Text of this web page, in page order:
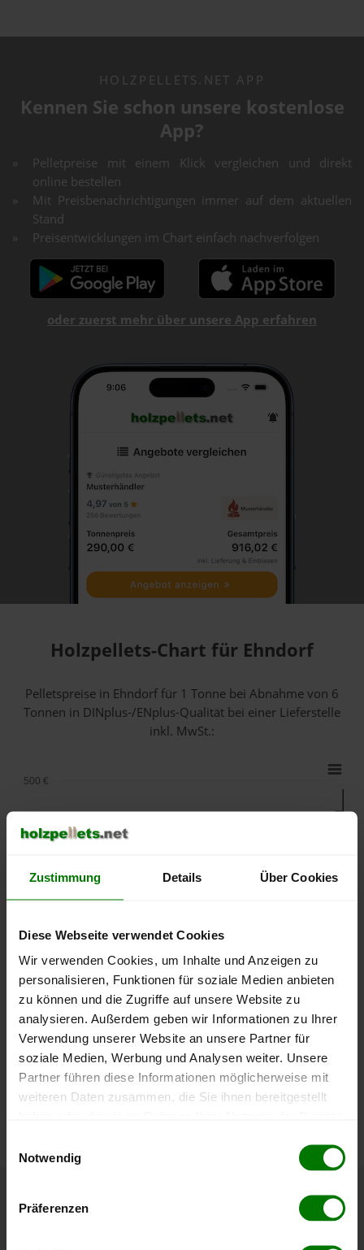
Zustimmung Details Über Cookies
Diese Webseite verwendet Cookies
Wir verwenden Cookies, um Inhalte und Anzeigen zu
personalisieren, Funktionen für soziale Medien anbieten
zu können und die Zugriffe auf unsere Website zu
analysieren. Außerdem geben wir Informationen zu Ihrer
Verwendung unserer Website an unsere Partner für
soziale Medien, Werbung und Analysen weiter. Unsere
Partner führen diese Informationen möglicherweise mit
weiteren Daten zusammen, die Sie ihnen bereitgestellt
Notwendig
Präferenzen
HOLZPELLETS.NET APP
Kennen Sie schon unsere kostenlose
App?
Pelletpreise mit einem Klick vergleichen und direkt
online bestellen
Mit Preisbenachrichtigungen immer auf dem aktuellen
Stand
Preisentwicklungen im Chart einfach nachverfolgen
oder zuerst mehr über unsere App erfahren
Holzpellets-Chart für Ehndorf
Pelletspreise in Ehndorf für 1 Tonne bei Abnahmevon 6
Tonnen in DINplus-/ENplus-Qualität bei einer Lieferstelle
inkl. MwSt.:
lose Ware Sackware
September
Januar
Mai
250 €
300 €
400 €
450 €
500 €
Die aktuelle Preisentwicklung für Holzpellets in Deutschland
können Sie jederzeit auf unsererPelletspreise-Seite
Höchst- und Tiefststände der